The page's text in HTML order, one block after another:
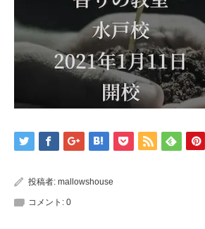
投稿者: mallowshouse
コメント: 0